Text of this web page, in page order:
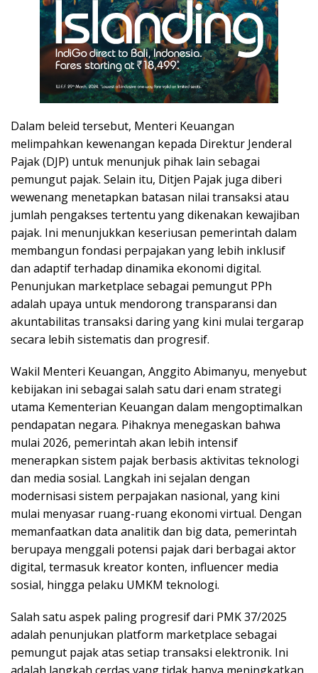
Dalam beleid tersebut, Menteri Keuangan
melimpahkan kewenangan kepada Direktur Jenderal
Pajak (DJP) untuk menunjuk pihak lain sebagai
pemungut pajak. Selain itu, Ditjen Pajak juga diberi
wewenang menetapkan batasan nilai transaksi atau
jumlah pengakses tertentu yang dikenakan kewajiban
pajak. Ini menunjukkan keseriusan pemerintah dalam
membangun fondasi perpajakan yang lebih inklusif
dan adaptif terhadap dinamika ekonomi digital.
Penunjukan marketplace sebagai pemungut PPh
adalah upaya untuk mendorong transparansi dan
akuntabilitas transaksi daring yang kini mulai tergarap
secara lebih sistematis dan progresif.
Wakil Menteri Keuangan, Anggito Abimanyu, menyebut
kebijakan ini sebagai salah satu dari enam strategi
utama Kementerian Keuangan dalam mengoptimalkan
pendapatan negara. Pihaknya menegaskan bahwa
mulai 2026, pemerintah akan lebih intensif
menerapkan sistem pajak berbasis aktivitas teknologi
dan media sosial. Langkah ini sejalan dengan
modernisasi sistem perpajakan nasional, yang kini
mulai menyasar ruang-ruang ekonomi virtual. Dengan
memanfaatkan data analitik dan big data, pemerintah
berupaya menggali potensi pajak dari berbagai aktor
digital, termasuk kreator konten, influencer media
sosial, hingga pelaku UMKM teknologi.
Salah satu aspek paling progresif dari PMK 37/2025
adalah penunjukan platform marketplace sebagai
pemungut pajak atas setiap transaksi elektronik. Ini